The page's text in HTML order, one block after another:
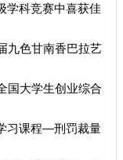
学科竞赛中喜获佳
九色甘南香巴拉艺
国大学生创业综合
习课程—刑罚裁量